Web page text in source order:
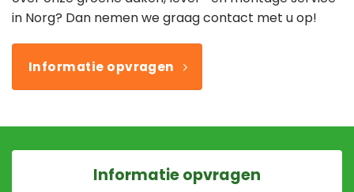
in Norg? Dan nemen we graag contact met u op!
Informatie opvragen
Informatie opvragen